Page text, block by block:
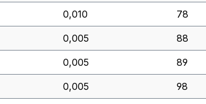
0,010 78
0,005 88
0,005 89
0,005 98